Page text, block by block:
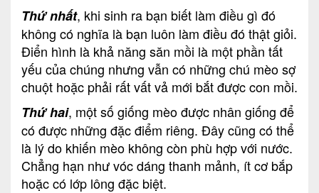
Thứ nhất, khi sinh ra bạn biết làm điều gì đó
không có nghĩa là bạn luôn làm điều đó thật giỏi.
Điển hình là khả năng săn mồi là một phần tất
yếu của chúng nhưng vẫn có những chú mèo sợ
chuột hoặc phải rất vất vả mới bắt được con mồi.
Thứ hai, một số giống mèo được nhân giống để
có được những đặc điểm riêng. Đây cũng có thể
là lý do khiến mèo không còn phù hợp với nước.
Chẳng hạn như vóc dáng thanh mảnh, ít cơ bắp
hoặc có lớp lông đặc biệt.